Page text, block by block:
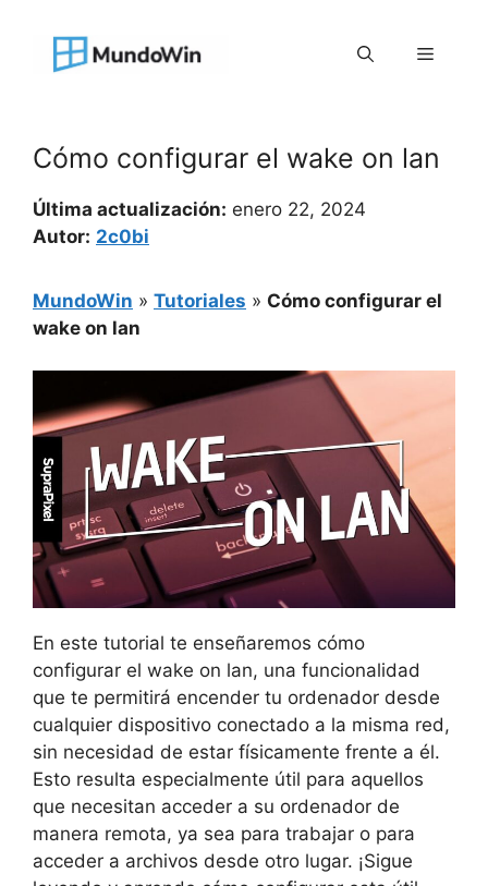
contenido
Menú
Cómo configurar el wake on lan
Última actualización: enero 22, 2024
Autor: 2c0bi
MundoWin » Tutoriales » Cómo configurar el
wake on lan
En este tutorial te enseñaremos cómo
configurar el wake on lan, una funcionalidad
que te permitirá encender tu ordenador desde
cualquier dispositivo conectado a la misma red,
sin necesidad de estar físicamente frente a él.
Esto resulta especialmente útil para aquellos
que necesitan acceder a su ordenador de
manera remota, ya sea para trabajar o para
acceder a archivos desde otro lugar. ¡Sigue